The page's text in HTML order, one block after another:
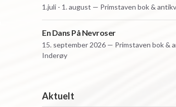
1.juli - 1. august — Primstaven bok &
En Dans På Nevroser
15. september 2026 — Primstaven bok &
Inderøy
Aktuelt